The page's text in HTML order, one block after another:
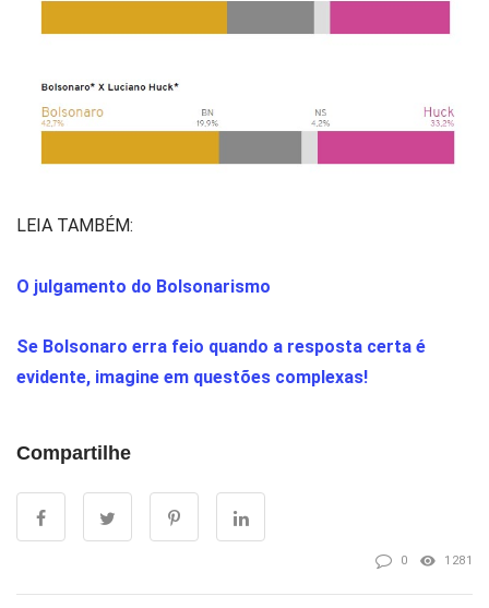
LEIA TAMBÉM:
O julgamento do Bolsonarismo
Se Bolsonaro erra feio quando a resposta certa é
evidente, imagine em questões complexas!
Compartilhe
0 1281